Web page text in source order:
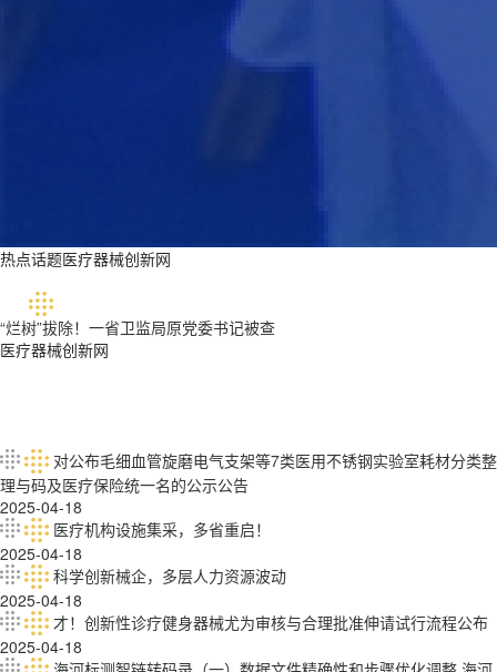
热点话题医疗器械创新网
“烂树”拔除！一省卫监局原党委书记被查
医疗器械创新网
对公布毛细血管旋磨电气支架等7类医用不锈钢实验室耗材分类整
理与码及医疗保险统一名的公示公告
2025-04-18
医疗机构设施集采，多省重启！
2025-04-18
科学创新械企，多层人力资源波动
2025-04-18
才！创新性诊疗健身器械尤为审核与合理批准伸请试行流程公布
2025-04-18